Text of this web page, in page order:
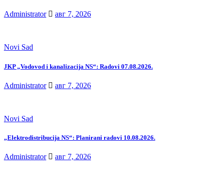
Administrator авг 7, 2026
Novi Sad
JKP „Vodovod i kanalizacija NS“: Radovi 07.08.2026.
Administrator авг 7, 2026
Novi Sad
„Elektrodistribucija NS“: Planirani radovi 10.08.2026.
Administrator авг 7, 2026